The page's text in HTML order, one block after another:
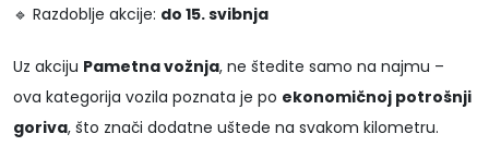
🔹 Razdoblje akcije: do 15. svibnja
Uz akciju Pametna vožnja, ne štedite samo na najmu –
ova kategorija vozila poznata je po ekonomičnoj potrošnji
goriva, što znači dodatne uštede na svakom kilometru.